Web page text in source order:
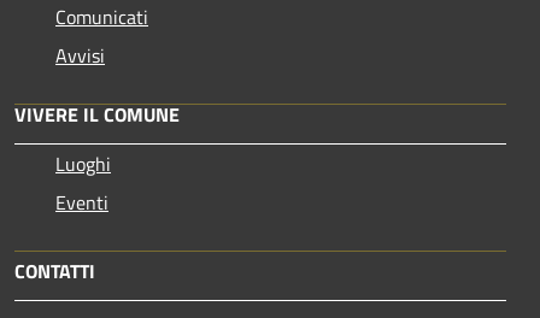
Comunicati
Avvisi
VIVERE IL COMUNE
Luoghi
Eventi
CONTATTI